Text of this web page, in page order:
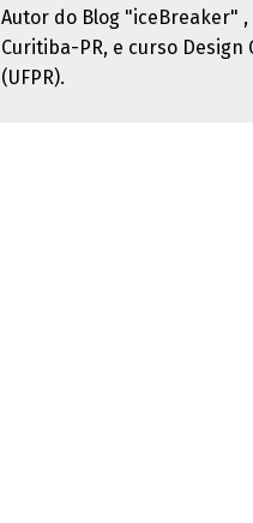
Autor do Blog "iceBreaker"
Curitiba-PR, e curso Design
(UFPR).